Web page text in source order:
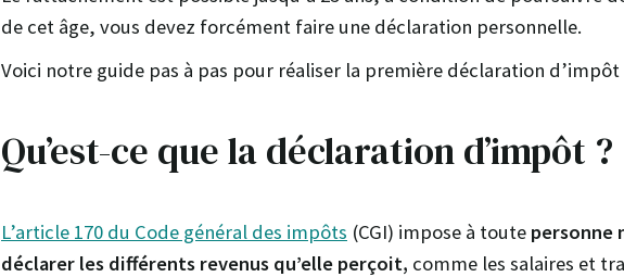
de cet âge, vous devez forcément faire une déclaration personnelle.
Voici notre guide pas à pas pour réaliser la première déclaration d’impôt
Qu’est-ce que la déclaration d’impôt ?
L’article 170 du Code général des impôts (CGI) impose à toute personne
déclarer les différents revenus qu’elle perçoit, comme les salaires et